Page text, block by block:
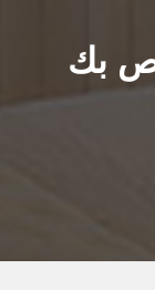
بك